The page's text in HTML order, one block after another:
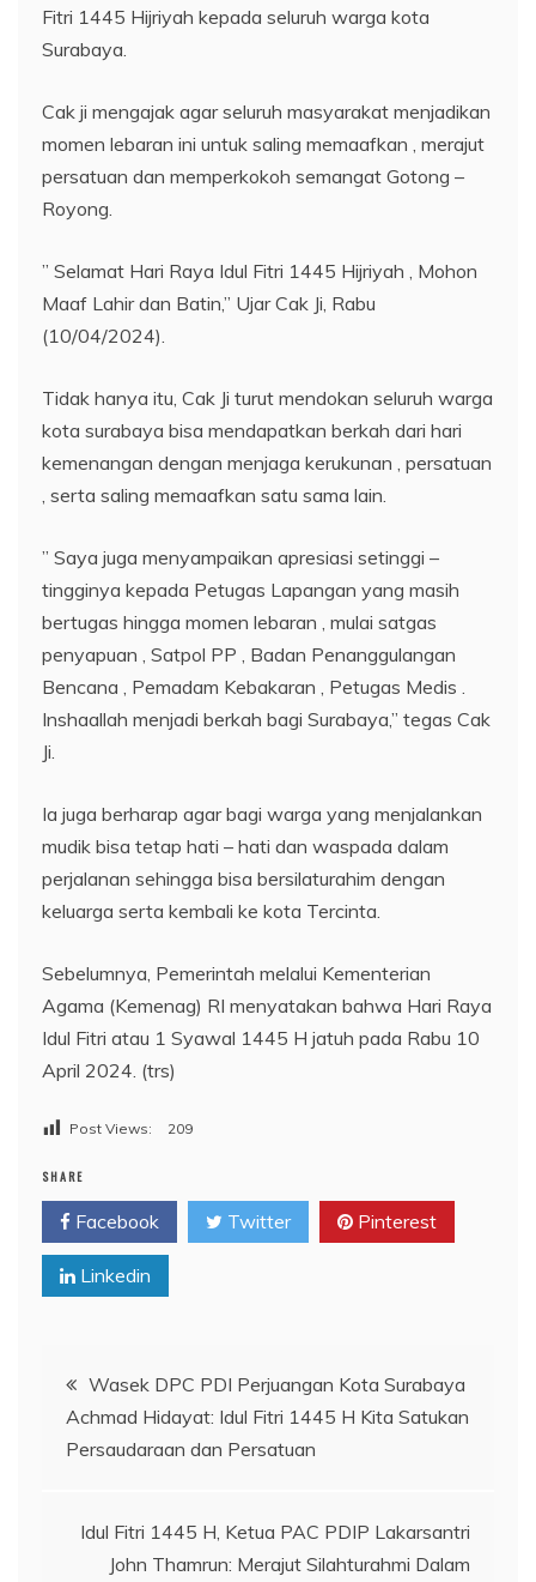
Fitri 1445 Hijriyah kepada seluruh warga kota
Surabaya.
Cak ji mengajak agar seluruh masyarakat menjadikan
momen lebaran ini untuk saling memaafkan , merajut
persatuan dan memperkokoh semangat Gotong –
Royong.
” Selamat Hari Raya Idul Fitri 1445 Hijriyah , Mohon
Maaf Lahir dan Batin,” Ujar Cak Ji, Rabu
(10/04/2024).
Tidak hanya itu, Cak Ji turut mendokan seluruh warga
kota surabaya bisa mendapatkan berkah dari hari
kemenangan dengan menjaga kerukunan , persatuan
, serta saling memaafkan satu sama lain.
” Saya juga menyampaikan apresiasi setinggi –
tingginya kepada Petugas Lapangan yang masih
bertugas hingga momen lebaran , mulai satgas
penyapuan , Satpol PP , Badan Penanggulangan
Bencana , Pemadam Kebakaran , Petugas Medis .
Inshaallah menjadi berkah bagi Surabaya,” tegas Cak
Ji.
Ia juga berharap agar bagi warga yang menjalankan
mudik bisa tetap hati – hati dan waspada dalam
perjalanan sehingga bisa bersilaturahim dengan
keluarga serta kembali ke kota Tercinta.
Sebelumnya, Pemerintah melalui Kementerian
Agama (Kemenag) RI menyatakan bahwa Hari Raya
Idul Fitri atau 1 Syawal 1445 H jatuh pada Rabu 10
April 2024. (trs)
Post Views: 209
SHARE
Facebook Twitter Pinterest
Linkedin
Navigasi
pos
Wasek DPC PDI Perjuangan Kota Surabaya
Achmad Hidayat: Idul Fitri 1445 H Kita Satukan
Persaudaraan dan Persatuan
Idul Fitri 1445 H, Ketua PAC PDIP Lakarsantri
John Thamrun: Merajut Silahturahmi Dalam